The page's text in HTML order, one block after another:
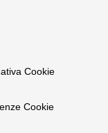
Cookie
Cookie